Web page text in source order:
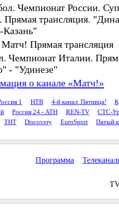
Чемпионат России.
Прямая трансляция.
Казань"
Прямая трансляция
Чемпионат Италии.
- "Удинезе"
о канале «Матч!»
1 НТВ 4-й канал. Пятница!
Россия 24 - АТН REN-TV
СТС-
ТНТ Discovery EuroSport Пятый
Программа